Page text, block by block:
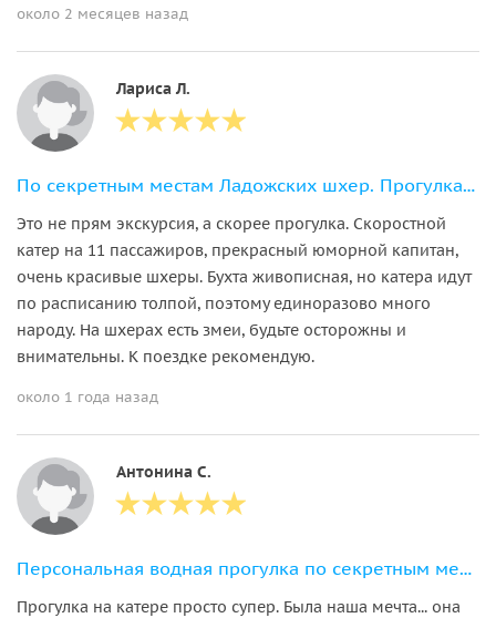
около 2 месяцев назад
Лариса Л.
По секретным местам Ладожских шхер. Прогулка на катере
Это не прям экскурсия, а скорее прогулка. Скоростной
катер на 11 пассажиров, прекрасный юморной капитан,
очень красивые шхеры. Бухта живописная, но катера идут
по расписанию толпой, поэтому единоразово много
народу. На шхерах есть змеи, будьте осторожны и
внимательны. К поездке рекомендую.
около 1 года назад
Антонина С.
Персональная водная прогулка по секретным местам Ладожских шхер
Прогулка на катере просто супер. Была наша мечта... она